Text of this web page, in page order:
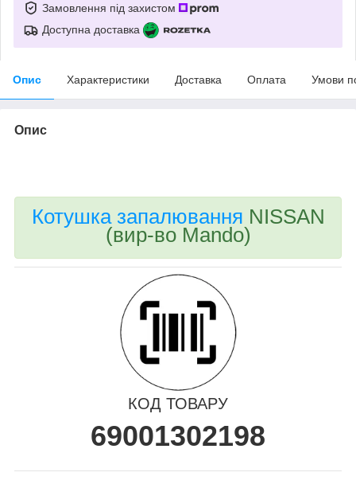
Замовлення під захистом
Доступна доставка
Опис Характеристики Доставка Оплата Умови
Опис
Котушка запалювання NISSAN
(вир-во Mando)
КОД ТОВАРУ
69001302198